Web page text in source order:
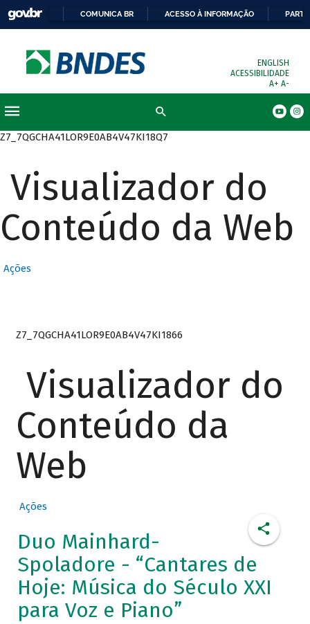
COMUNICA BR ACESSO À INFORMAÇÃO
ENGLISH
ACESSIBILIDADE
A+ A-
Z7_7QGCHA41LOR9E0AB4V47KI18Q7
Visualizador do
Conteúdo da Web
Ações
Z7_7QGCHA41LOR9E0AB4V47KI1866
Visualizador do
Conteúdo da
Web
Ações
Duo Mainhard-
Spoladore - “Cantares de
Hoje: Música do Século XXI
para Voz e Piano”